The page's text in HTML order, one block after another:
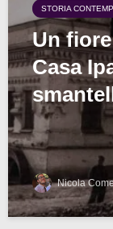
STORIA
Un
Casa
Nicola